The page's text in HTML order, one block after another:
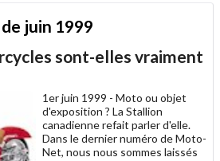
juin 1999
sont-elles vraiment
1er juin 1999 - Moto ou objet
d'exposition ? La Stallion
canadienne refait parler d'elle.
Dans le dernier numéro de Moto-
Net, nous nous sommes laissés